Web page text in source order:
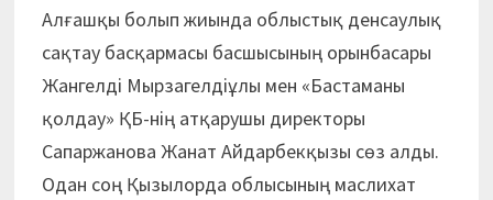
Алғашқы болып жиында облыстық денсаулық
сақтау басқармасы басшысының орынбасары
Жангелді Мырзагелдіұлы мен «Бастаманы
қолдау» ҚБ-нің атқарушы директоры
Сапаржанова Жанат Айдарбекқызы сөз алды.
Одан соң Қызылорда облысының маслихат